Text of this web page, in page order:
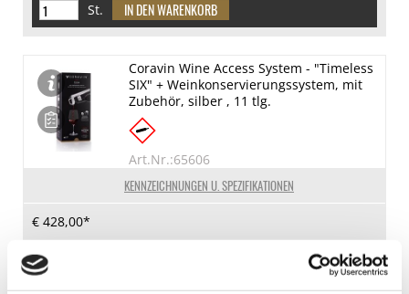
St.
KENNZEICHNUNGEN U. SPEZIFIKATIONEN
Coravin Wine Access System - "Timeless
SIX" + Weinkonservierungssystem, mit
Zubehör, silber , 11 tlg.
Art.Nr.:65606
€ 428,00*